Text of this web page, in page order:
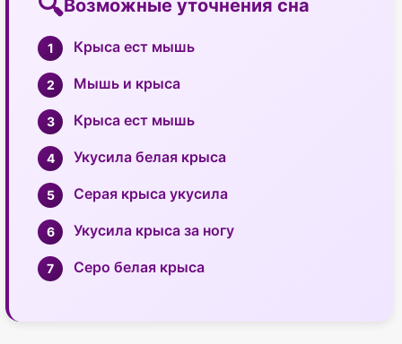
Возможные уточнения сна
Крыса ест мышь
Мышь и крыса
Крыса ест мышь
Укусила белая крыса
Серая крыса укусила
Укусила крыса за ногу
Серо белая крыса